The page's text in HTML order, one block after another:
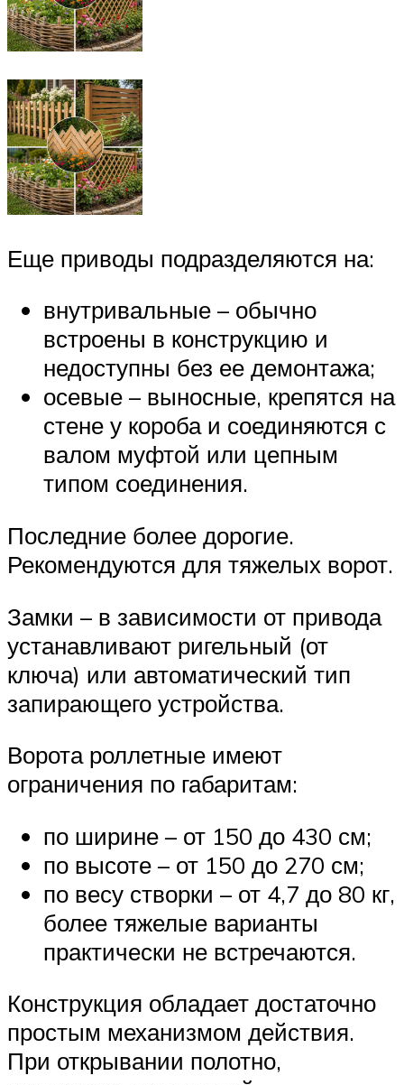
Еще приводы подразделяются на:
внутривальные – обычно
встроены в конструкцию и
недоступны без ее демонтажа;
осевые – выносные, крепятся на
стене у короба и соединяются с
валом муфтой или цепным
типом соединения.
Последние более дорогие.
Рекомендуются для тяжелых ворот.
Замки – в зависимости от привода
устанавливают ригельный (от
ключа) или автоматический тип
запирающего устройства.
Ворота роллетные имеют
ограничения по габаритам:
по ширине – от 150 до 430 см;
по высоте – от 150 до 270 см;
по весу створки – от 4,7 до 80 кг,
более тяжелые варианты
практически не встречаются.
Конструкция обладает достаточно
простым механизмом действия.
При открывании полотно,